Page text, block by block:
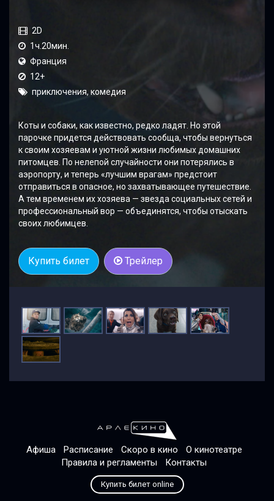
2D
1ч.20мин.
Франция
12+
приключения, комедия
Коты и собаки, как известно, редко ладят. Но этой
парочке придется действовать сообща, чтобы вернуться
к своим хозяевам и уютной жизни любимых домашних
питомцев. По нелепой случайности они потерялись в
аэропорту, и теперь «лучшим врагам» предстоит
отправиться в опасное, но захватывающее путешествие.
А тем временем их хозяева — звезда социальных сетей и
профессиональный вор — объединятся, чтобы отыскать
своих любимцев.
Купить билет Трейлер
Афиша Расписание Скоро в кино
О кинотеатре
Правила и регламенты
Контакты
Купить билет online